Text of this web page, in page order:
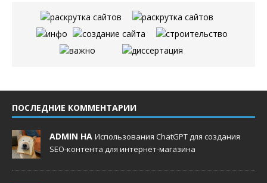
ПОСЛЕДНИЕ КОММЕНТАРИИ
ADMIN НА Использования ChatGPT для создания
SEO-контента для интернет-магазина